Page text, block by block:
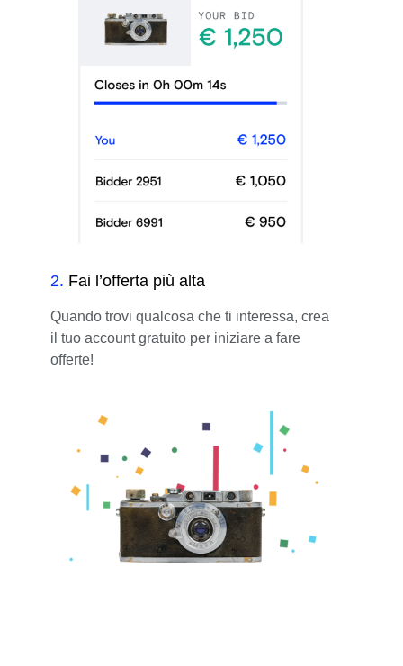
2. Fai l’offerta più alta
Quando trovi qualcosa che ti interessa, crea
il tuo account gratuito per iniziare a fare
offerte!